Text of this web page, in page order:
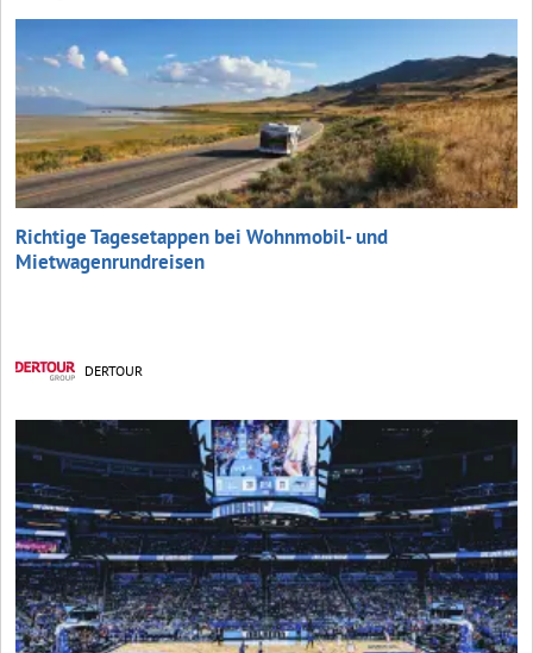
Richtige Tagesetappen bei Wohnmobil- und
Mietwagenrundreisen
DERTOUR